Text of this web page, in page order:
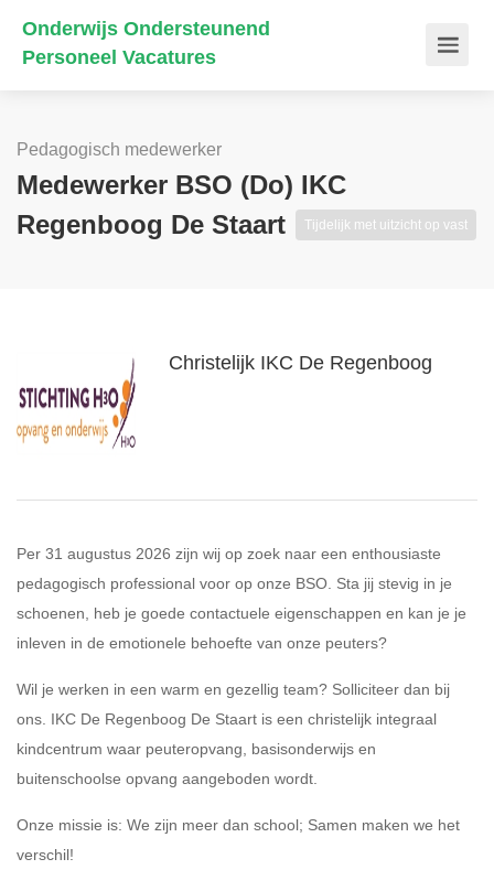
Onderwijs Ondersteunend
Personeel Vacatures
Pedagogisch medewerker
Medewerker BSO (do) IKC
Regenboog De Staart
Tijdelijk met uitzicht op vast
Christelijk IKC De Regenboog
Per 31 augustus 2026 zijn wij op zoek naar een enthousiaste
pedagogisch professional voor op onze BSO. Sta jij stevig in je
schoenen, heb je goede contactuele eigenschappen en kan je je
inleven in de emotionele behoefte van onze peuters?
Wil je werken in een warm en gezellig team? Solliciteer dan bij
ons. IKC De Regenboog De Staart is een christelijk integraal
kindcentrum waar peuteropvang, basisonderwijs en
buitenschoolse opvang aangeboden wordt.
Onze missie is: We zijn meer dan school; Samen maken we het
verschil!